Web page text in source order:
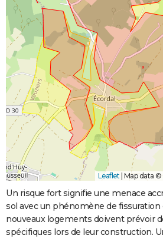
Inondations
et/ou
Coulées de
Boue
20/07/1987 21/07/
Leaflet | Map data ©
Un risque fort signifie une menace
sol avec un phénomène de fissuration
nouveaux logements doivent prévoir
spécifiques lors de leur construction.